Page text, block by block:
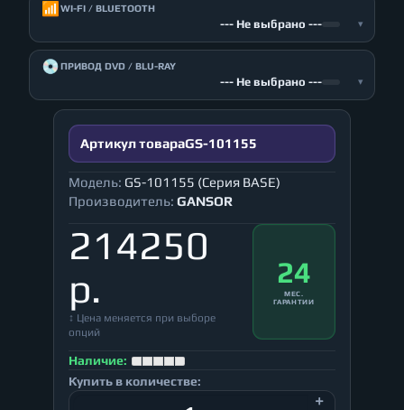
📶 WI-FI / BLUETOOTH
--- Не выбрано --- ▾
💿ПРИВОД DVD / BLU-RAY
--- Не выбрано --- ▾
Артикул товараGS-101155
Модель: GS-101155 (Серия BASE)
Производитель: GANSOR
214250
р.
↕ Цена меняется при выборе
опций
24
МЕС.
ГАРАНТИИ
Наличие:
Купить в количестве: